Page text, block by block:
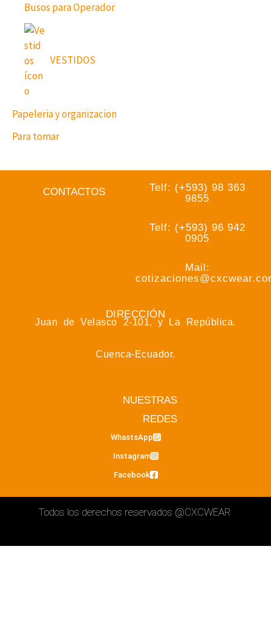
Busos para Operador
VESTIDOS
Papeleria y organizacion
Para tomar
CONTACTOS
Telf: (+593) 98 363
9855
Telf: (+593) 96 942
0905
Mail:
DIRECCIÓN
Juan de Velasco 2-101, y La República.
Cuenca-Ecuador.
NUESTRAS
REDES
WhastsApp
Instagram
Facebook
Todos los derechos reservados @CXCWEAR